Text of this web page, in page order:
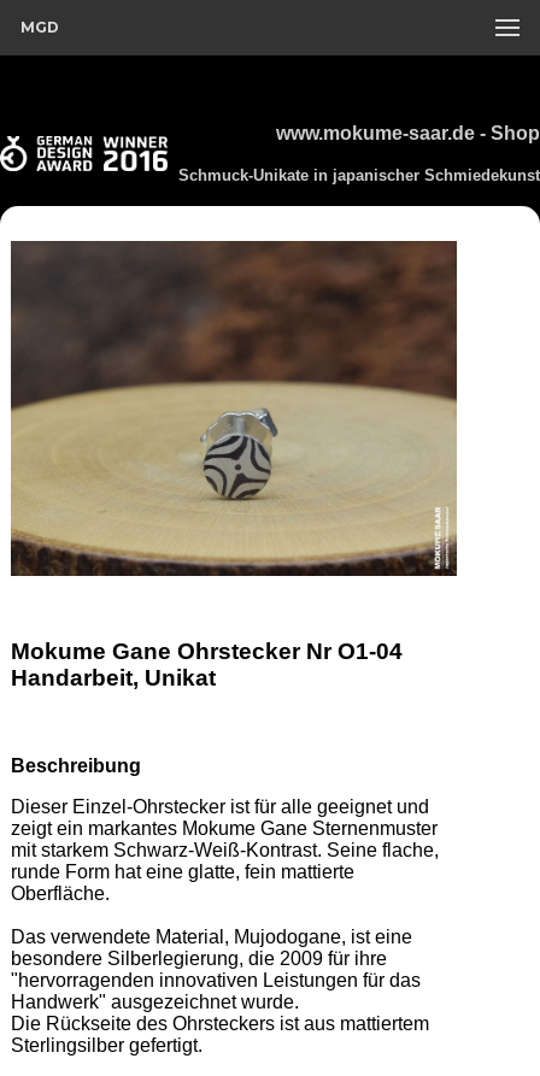
MGD
www.mokume-saar.de - Shop
Schmuck-Unikate in japanischer Schmiedekunst
Mokume Gane Ohrstecker Nr O1-04
Handarbeit, Unikat
Beschreibung
Dieser Einzel-Ohrstecker ist für alle geeignet und
zeigt ein markantes Mokume Gane Sternenmuster
mit starkem Schwarz-Weiß-Kontrast. Seine flache,
runde Form hat eine glatte, fein mattierte
Oberfläche.
Das verwendete Material, Mujodogane, ist eine
besondere Silberlegierung, die 2009 für ihre
"hervorragenden innovativen Leistungen für das
Handwerk" ausgezeichnet wurde.
Die Rückseite des Ohrsteckers ist aus mattiertem
Sterlingsilber gefertigt.